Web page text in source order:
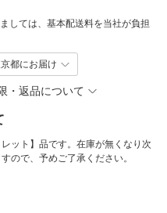
しては、基本配送料を当社が負担
都にお届け
・返品について
ット】品です。在庫が無くなり次
ので、予めご了承ください。